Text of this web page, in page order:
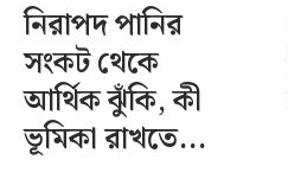
নিরাপদ পানির
সংকট থেকে
আর্থিক ঝুঁকি, কী
ভূমিকা রাখতে...